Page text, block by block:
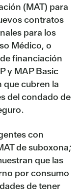
(MAT) para
contratos
para los
Médico, o
financiación
y MAP Basic
que cubren la
del condado de
con
de suboxona;
que las
por consumo
de tener